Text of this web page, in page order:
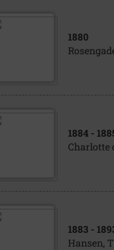
1880
1884 -
Charlotte
1883 -
Hansen,